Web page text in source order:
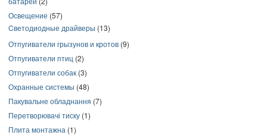
Освещение (57)
Cветодиодные драйверы (13)
Отпугиватели грызунов и кротов (9)
Отпугиватели птиц (2)
Отпугиватели собак (3)
Охранные системы (48)
Пакувальне обладнання (7)
Перетворювачі тиску (1)
Плита монтажна (1)